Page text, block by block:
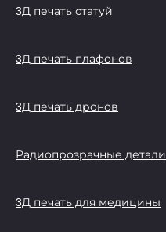
3Д печать статуй
3Д печать плафонов
3Д печать дронов
Радиопрозрачные детали
3Д печать для медицины